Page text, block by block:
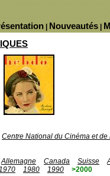
Nouveautés
Centre National du Cinéma et
Allemagne Canada Suisse
1980 1990
>2000